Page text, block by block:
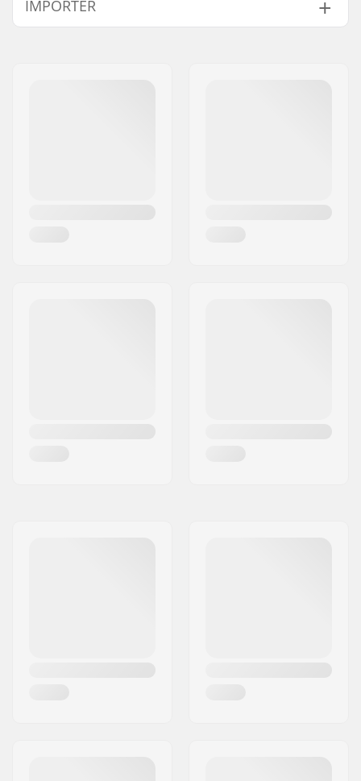
Waga:
IMPORTER